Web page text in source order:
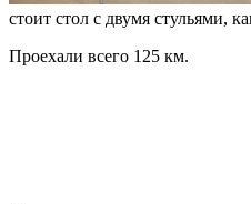
стоит стол с двумя стульями,
Проехали всего 125 км.